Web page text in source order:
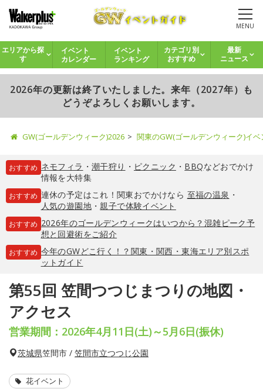
MENU
エリアから探
す
イベント
カレンダー
イベント
ランキング
カテゴリ別
おすすめ
最新
ニュース
2026年の更新は終了いたしました。来年（2027年）も
どうぞよろしくお願いします。
GW(ゴールデンウィーク)2026 関東のGW(ゴールデンウィーク)イ
おすすめ ネモフィラ ・ 潮干狩り ・ ピクニック ・ BBQなどおでかけ
情報を大特集
おすすめ 連休の予定はこれ！関東おでかけなら 至福の温泉 ・
人気の遊園地・親子で体験イベント
おすすめ 2026年のゴールデンウィークはいつから？混雑ピーク予
想と回避術をご紹介
おすすめ 今年のGWどこ行く！？関東・関西・東海エリア別スポ
ットガイド
第55回 笠間つつじまつりの地図・
アクセス
営業期間：2026年4月11日(土)～5月6日(振休)
茨城県笠間市 / 笠間市立つつじ公園
花イベント